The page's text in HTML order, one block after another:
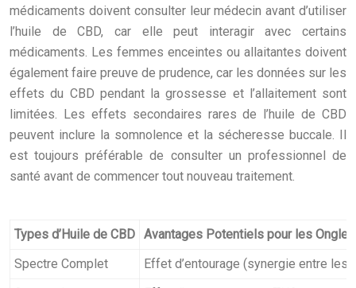
médicaments doivent consulter leur médecin avant d’utiliser
l’huile de CBD, car elle peut interagir avec certains
médicaments. Les femmes enceintes ou allaitantes doivent
également faire preuve de prudence, car les données sur les
effets du CBD pendant la grossesse et l’allaitement sont
limitées. Les effets secondaires rares de l’huile de CBD
peuvent inclure la somnolence et la sécheresse buccale. Il
est toujours préférable de consulter un professionnel de
santé avant de commencer tout nouveau traitement.
Types d’Huile de CBD Avantages Potentiels pour les Ongles
Spectre Complet
Effet d’entourage (synergie entre les